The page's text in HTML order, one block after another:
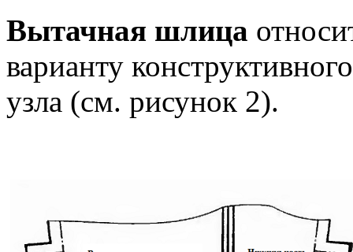
Вытачная шлица
варианту
узла (см. рисунок 2).